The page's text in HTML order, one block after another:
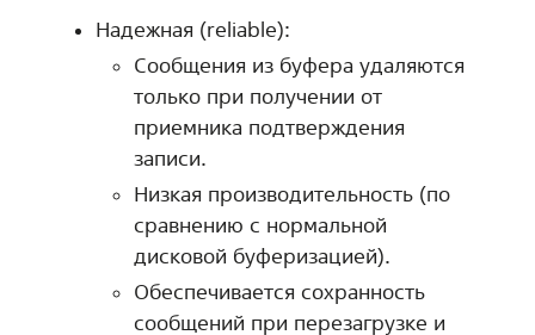
Надежная (reliable):
Сообщения из буфера удаляются
только при получении от
приемника подтверждения
записи.
Низкая производительность (по
сравнению с нормальной
дисковой буферизацией).
Обеспечивается сохранность
сообщений при перезагрузке и